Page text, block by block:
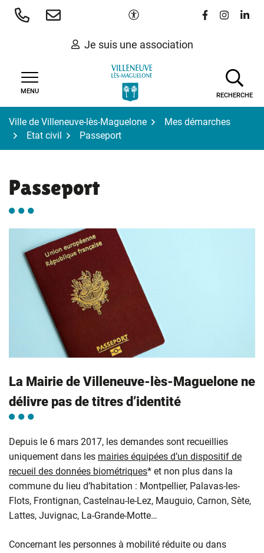
Aller
Paramètres d'accessibilité
Lien vers le
Lien vers
Lien
Je suis une association
MENU
RECHERCHE
Ville de Villeneuve-lès-Maguelone
Mes démarches
Etat civil
Passeport
Passeport
La Mairie de Villeneuve-lès-Maguelone ne
délivre pas de titres d’identité
Depuis le 6 mars 2017, les demandes sont recueillies
uniquement dans les mairies équipées d’un dispositif de
recueil des données biométriques* et non plus dans la
commune du lieu d’habitation : Montpellier, Palavas-les-
Flots, Frontignan, Castelnau-le-Lez, Mauguio, Carnon, Sète,
Lattes, Juvignac, La-Grande-Motte…
Concernant les personnes à mobilité réduite ou dans